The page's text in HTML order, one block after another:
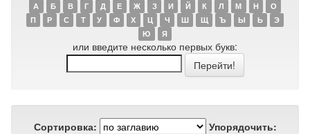
А
Б В Г Д Е Ж З И Й К Л М Н
О
П
Р С Т У Ф Х Ц Ч Ш Щ Ъ Ы Ь
Э
Ю
Я
или введите несколько первых букв:
Сортировка:
Упорядочить: